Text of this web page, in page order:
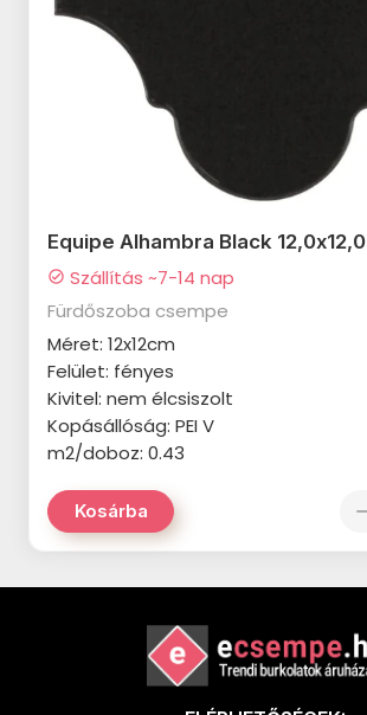
VALORE Cesaria termékcsalád
VALORE Brera termékcsalád
VALORE Royal Grey termékcsalád
VALORE Electra termékcsalád
VALORE Next termékcsalád
VALORE Alphaville termékcsalád
VALORE Vena Bella termékcsalád
VALORE Prestige termékcsalád
VALORE Princess termékcsalád
VALORE Santi termékcsalád
SAIME I Colori termékcsalád
TUBADZIN Albero termékcsalád
TUBADZIN Atlantic termékcsalád
TUBADZIN Barbados
Equipe Alhambra Black
check_circle Szállítás ~7-14 nap
Fürdőszoba csempe
Méret: 12x12cm
Felület: fényes
Kivitel: nem élcsiszolt
Kopásállóság: PEI V
m2/doboz: 0.43
Kosárba remove